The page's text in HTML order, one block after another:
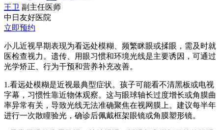
王卫 副主任医师
中日友好医院
立即预约
小儿近视早期表现为看远处模糊、频繁眯眼或揉眼，需及时就
医检查视力。遗传、用眼习惯和环境光线是主要诱因，可通过
光学矫正、行为干预和营养补充改善。
1.看远处模糊是近视最典型症状。孩子可能看不清黑板或电视
字幕，习惯性靠近物体观察。这与眼球轴长过度增长或角膜曲
率异常有关，导致光线无法准确聚焦在视网膜上。建议每半年
进行一次散瞳验光，确诊后佩戴框架眼镜或角膜塑形镜。